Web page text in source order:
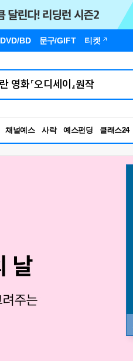
DVD/BD 문구/GIFT 티켓
채널예스 사락 예스펀딩 클래스24